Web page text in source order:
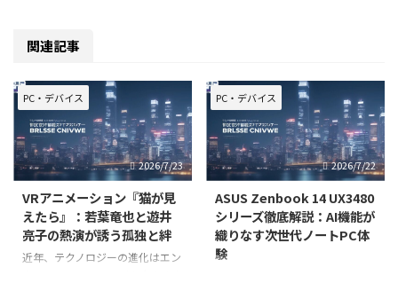
関連記事
PC・デバイス
2026/7/23
VRアニメーション『猫が見
えたら』：若葉竜也と遊井
亮子の熱演が誘う孤独と絆
近年、テクノロジーの進化はエン
PC・デバイス
2026/7/22
ASUS Zenbook 14 UX3480
シリーズ徹底解説：AI機能が
織りなす次世代ノートPC体
験